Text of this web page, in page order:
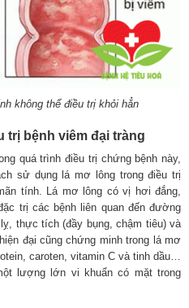
không thể điều trị khỏi hẳn
trị bệnh viêm đại tràng
quá trình điều trị chứng bệnh này,
sử dụng lá mơ lông trong điều trị
tính. Lá mơ lông có vị hơi đắng,
trị các bệnh liên quan đến đường
thực tích (đầy bụng, chậm tiêu) và
đại cũng chứng minh trong lá mơ
caroten, vitamin C và tinh dầu…
lượng lớn vi khuẩn có mặt trong